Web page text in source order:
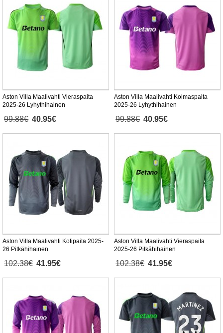
Aston Villa Maalivahti Vieraspaita
2025-26 Lyhythihainen
99.88€ 40.95€
Aston Villa Maalivahti Kolmaspaita
2025-26 Lyhythihainen
99.88€ 40.95€
Aston Villa Maalivahti Kotipaita 2025-
26 Pitkähihainen
102.38€ 41.95€
Aston Villa Maalivahti Vieraspaita
2025-26 Pitkähihainen
102.38€ 41.95€